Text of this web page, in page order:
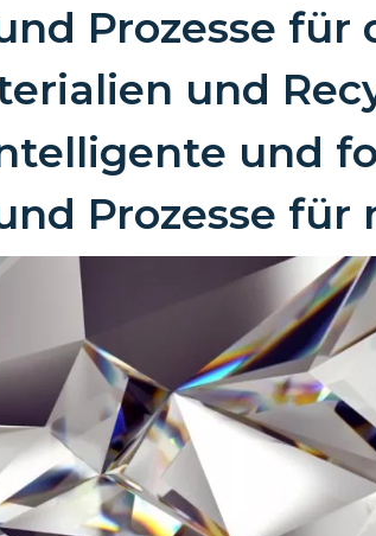
Prozesse
und
und
Prozesse für